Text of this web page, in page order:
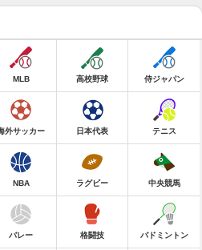
MLB 高校野球 侍ジャパン
外サッカー 日本代表 テニス
NBA ラグビー 中央競馬
バレー 格闘技 バドミントン